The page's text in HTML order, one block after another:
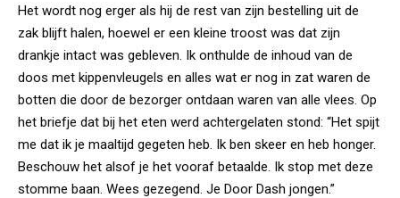
Het wordt nog erger als hij de rest van zijn bestelling uit de
zak blijft halen, hoewel er een kleine troost was dat zijn
drankje intact was gebleven. Ik onthulde de inhoud van de
doos met kippenvleugels en alles wat er nog in zat waren de
botten die door de bezorger ontdaan waren van alle vlees. Op
het briefje dat bij het eten werd achtergelaten stond: “Het spijt
me dat ik je maaltijd gegeten heb. Ik ben skeer en heb honger.
Beschouw het alsof je het vooraf betaalde. Ik stop met deze
stomme baan. Wees gezegend. Je Door Dash jongen.”